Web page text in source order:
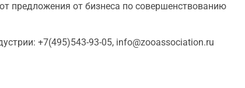
предложения от бизнеса по совершенствованию
+7(495)543-93-05, info@zooassociation.ru